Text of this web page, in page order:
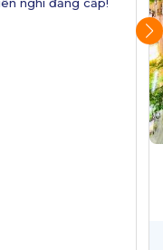
nghi đẳng cấp!